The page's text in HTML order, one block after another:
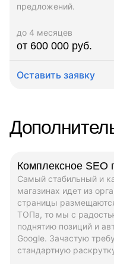
предложений.
до 4 месяцев
от 600 000 руб.
Оставить заявку
Комплексное SEO
Самый стабильный и
магазинах идет из
страницы
ТОПа, то мы с
поднятию позиций и
Google. Зачастую
стандартную